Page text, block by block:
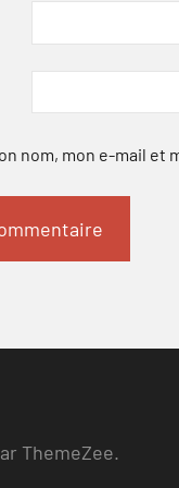
nom, mon e-mail et
ThemeZee.